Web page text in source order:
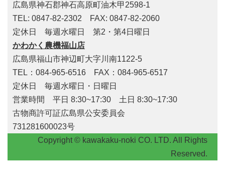
広島県神石郡神石高原町油木甲2598-1
TEL: 0847-82-2302 FAX: 0847-82-2060
定休日 毎週水曜日 第2・第4日曜日
かわかく農機福山店
広島県福山市神辺町大字川南1122-5
TEL：084-965-6516 FAX：084-965-6517
定休日 毎週水曜日・日曜日
営業時間 平日 8:30~17:30 土日 8:30~17:30
古物商許可証広島県公安委員会
731281600023号
Copyright © kawakaku-noki CO. LTD. All Rights
Reserved.